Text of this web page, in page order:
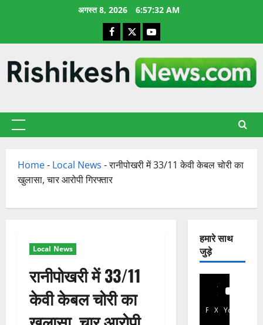
अगस्त 8, 2026 6:57:33 AM
Facebook
X YouTube
प्राथमिक
Home- Local News -रानीपोखरी में 33/11 केवी केबल चोरी का
खुलासा, चार आरोपी गिरफ्तार
Local News
रानीपोखरी में 33/11
केवी केबल चोरी का
हमारे साथ
जुड़े
Facebook
X YouTube